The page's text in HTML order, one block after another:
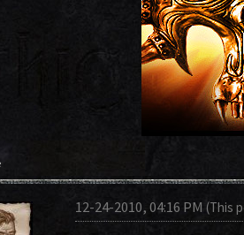
12-24-2010, 04:16 PM (This